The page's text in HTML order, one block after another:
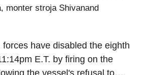
monter stroja Shivanand
have disabled the eighth
E.T. by firing on the